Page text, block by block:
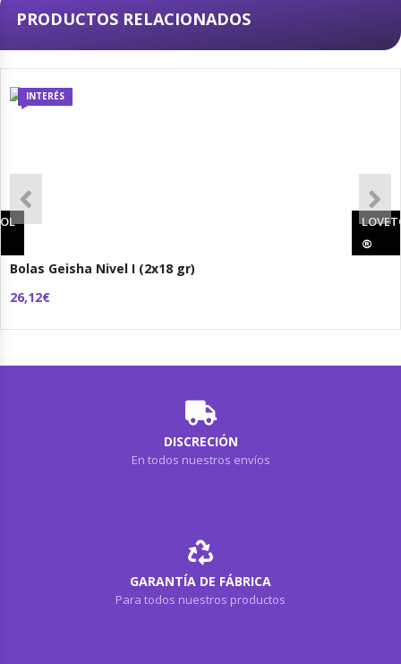
PRODUCTOS RELACIONADOS
INTERÉS
Bolas Geisha Nivel I (2x18 gr)
26,12€
®
DISCRECIÓN
En todos nuestros envíos
GARANTÍA DE FÁBRICA
Para todos nuestros productos